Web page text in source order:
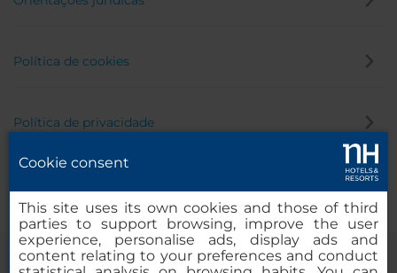
Política de cookies
Política de privacidade
Cookie consent
This site uses its own cookies and those of third
parties to support browsing, improve the user
experience, personalise ads, display ads and
content relating to your preferences and conduct